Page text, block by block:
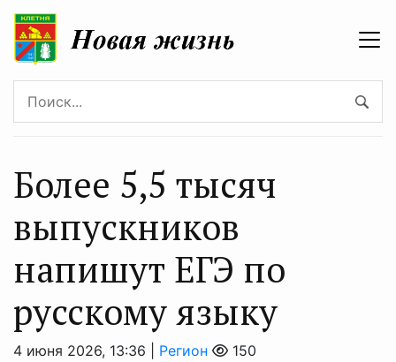
Более 5,5 тысяч
выпускников
напишут ЕГЭ по
русскому языку
4 июня 2026, 13:36 | Регион 150